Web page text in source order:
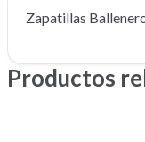
Zapatillas
Productos